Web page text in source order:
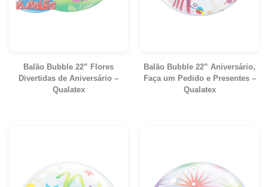
Balão Bubble 22” Flores
Divertidas de Aniversário –
Qualatex
Balão Bubble 22” Aniversário,
Faça um Pedido e Presentes –
Qualatex